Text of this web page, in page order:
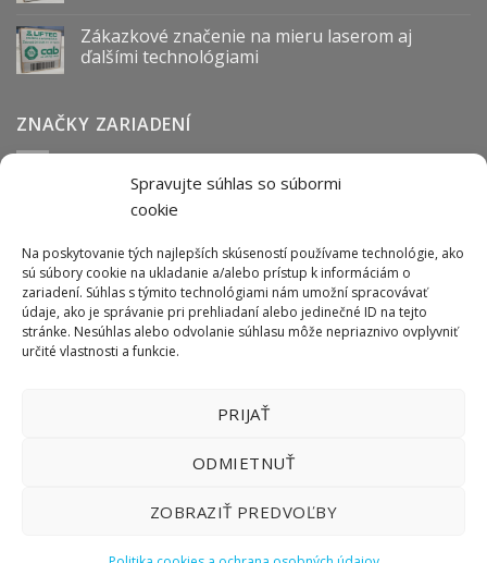
Spravujte súhlas so súbormi
cookie
Na poskytovanie tých najlepších skúseností používame technológie, ako
sú súbory cookie na ukladanie a/alebo prístup k informáciám o
zariadení. Súhlas s týmito technológiami nám umožní spracovávať
údaje, ako je správanie pri prehliadaní alebo jedinečné ID na tejto
stránke. Nesúhlas alebo odvolanie súhlasu môže nepriaznivo ovplyvniť
určité vlastnosti a funkcie.
PRIJAŤ
ODMIETNUŤ
ZOBRAZIŤ PREDVOĽBY
Zákazkové značenie na mieru laserom aj
ďalšími technológiami
ZNAČKY ZARIADENÍ
Anser Arca BOFA cab Carl Valentin
Datalogic Hitachi
Norwix
Purex Tiflex Tykma Zanasi
ODBER NEWSLETTERU